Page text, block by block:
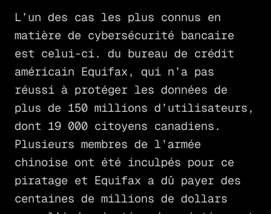
L’un des cas les plus connus en
matière de cybersécurité bancaire
est celui-ci. du bureau de crédit
américain Equifax, qui n’a pas
réussi à protéger les données de
plus de 150 millions d’utilisateurs,
dont 19 000 citoyens canadiens.
Plusieurs membres de l’armée
chinoise ont été inculpés pour ce
piratage et Equifax a dû payer des
centaines de millions de dollars